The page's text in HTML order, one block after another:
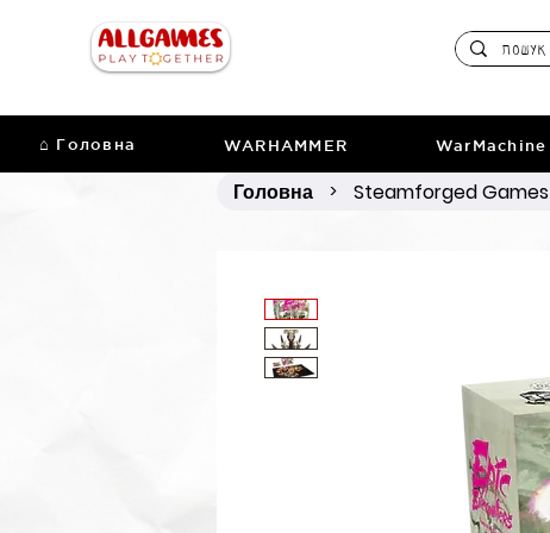
⌂ Головна WARHAMMER WarMachine
Головна > Steamforged Games